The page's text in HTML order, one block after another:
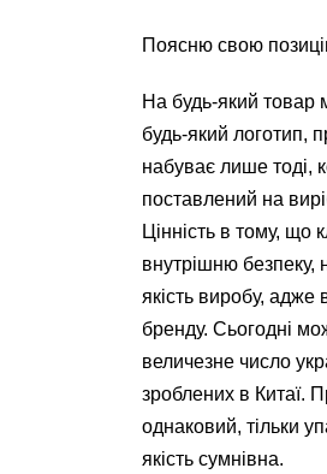
Поясню свою
На будь-який товар
будь-який логотип,
набуває лише тоді,
поставлений на
Цінність в тому, що
внутрішню
якість виробу, адже
бренду. Сьогодні
величезне число
зроблених в Китаї.
однаковий, тільки
якість сумнівна.